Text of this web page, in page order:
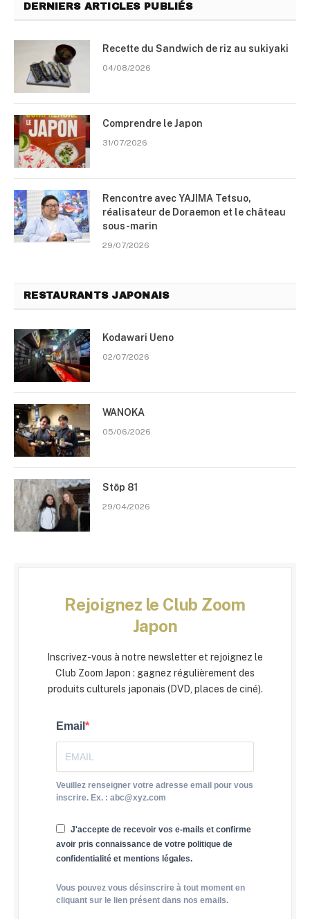
DERNIERS ARTICLES PUBLIÉS
Recette du Sandwich de riz au sukiyaki
04/08/2026
Comprendre le Japon
31/07/2026
Rencontre avec YAJIMA Tetsuo,
réalisateur de Doraemon et le château
sous-marin
29/07/2026
RESTAURANTS JAPONAIS
Kodawari Ueno
02/07/2026
WANOKA
05/06/2026
Stōp 81
29/04/2026
Rejoignez le Club Zoom
Japon
Inscrivez-vous à notre newsletter et rejoignez le
Club Zoom Japon : gagnez régulièrement des
produits culturels japonais (DVD, places de ciné).
Email
Veuillez renseigner votre adresse email pour vous
inscrire. Ex. : abc@xyz.com
J'accepte de recevoir vos e-mails et confirme
avoir pris connaissance de votre politique de
confidentialité et mentions légales.
Vous pouvez vous désinscrire à tout moment en
cliquant sur le lien présent dans nos emails.